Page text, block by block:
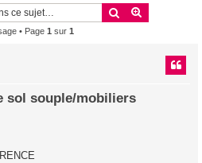
Rechercher
• Page 1 sur 1
sol souple/mobiliers